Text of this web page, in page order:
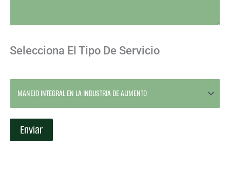
Selecciona El Tipo De Servicio